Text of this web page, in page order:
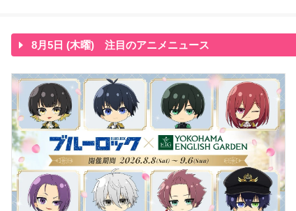
8月5日 (木曜) 注目のアニメニュース